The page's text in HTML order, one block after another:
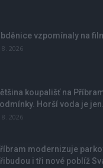
vzpomínaly na
8. 2026
koupališť na
Horší voda je
8. 2026
modernizuje
i tři nové poblíž